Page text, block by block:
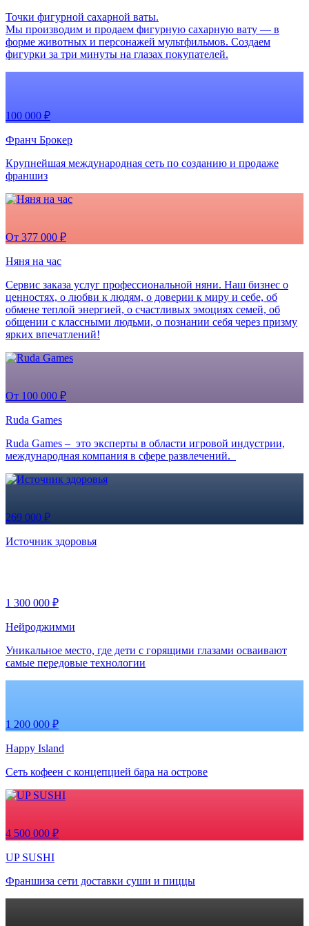
Точки фигурной сахарной ваты.
Мы производим и продаем фигурную сахарную вату — в
форме животных и персонажей мультфильмов. Создаем
фигурки за три минуты на глазах покупателей.
100 000 ₽
Франч Брокер
Крупнейшая международная сеть по созданию и продаже
франшиз
От 377 000 ₽
Няня на час
Сервис заказа услуг профессиональной няни. Наш бизнес о
ценностях, о любви к людям, о доверии к миру и себе, об
обмене теплой энергией, о счастливых эмоциях семей, об
общении с классными людьми, о познании себя через призму
ярких впечатлений!
От 100 000 ₽
Ruda Games
Ruda Games – это эксперты в области игровой индустрии,
международная компания в сфере развлечений.
269 000 ₽
Источник здоровья
1 300 000 ₽
Нейроджимми
Уникальное место, где дети с горящими глазами осваивают
самые передовые технологии
1 200 000 ₽
Happy Island
Сеть кофеен с концепцией бара на острове
4 500 000 ₽
UP SUSHI
Франшиза сети доставки суши и пиццы